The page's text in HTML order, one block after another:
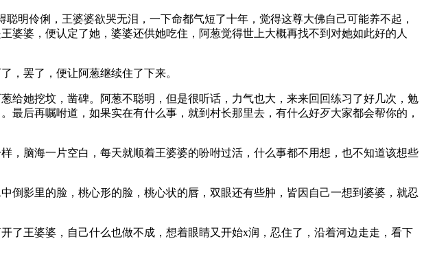
明伶俐，王婆婆欲哭无泪，一下命都气短了十年，觉得这尊大佛自己可能养不起，
婆，便认定了她，婆婆还供她吃住，阿葱觉得世上大概再找不到对她如此好的人
，罢了，便让阿葱继续住了下来。
给她挖坟，凿碑。阿葱不聪明，但是很听话，力气也大，来来回回练习了好几次，勉
后再嘱咐道，如果实在有什么事，就到村长那里去，有什么好歹大家都会帮你的，
，脑海一片空白，每天就顺着王婆婆的吩咐过活，什么事都不用想，也不知道该想些
倒影里的脸，桃心形的脸，桃心状的唇，双眼还有些肿，皆因自己一想到婆婆，就忍
了王婆婆，自己什么也做不成，想着眼睛又开始x润，忍住了，沿着河边走走，看下